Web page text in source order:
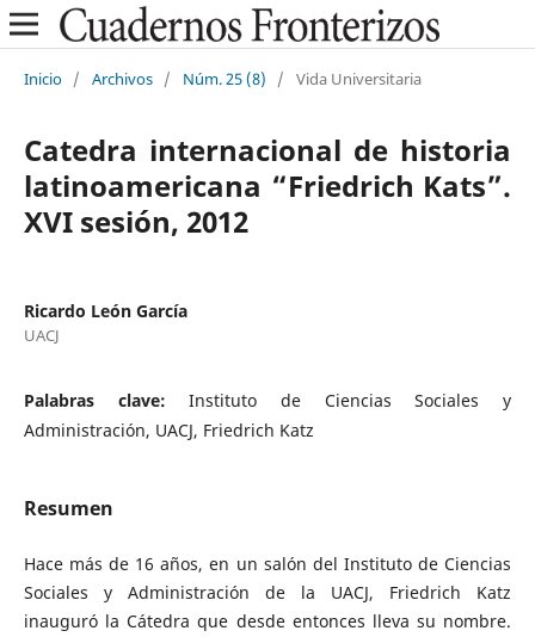
Inicio / Archivos / Núm. 25 (8) / Vida Universitaria
Catedra internacional de historia
latinoamericana “Friedrich Kats”.
XVI sesión, 2012
Ricardo León García
UACJ
Palabras clave:Instituto de Ciencias Sociales y
Administración, UACJ, Friedrich Katz
Resumen
Hace más de 16 años, en un salón del Instituto de Ciencias
Sociales y Administración de la UACJ, Friedrich Katz
inauguró la Cátedra que desde entonces lleva su nombre.